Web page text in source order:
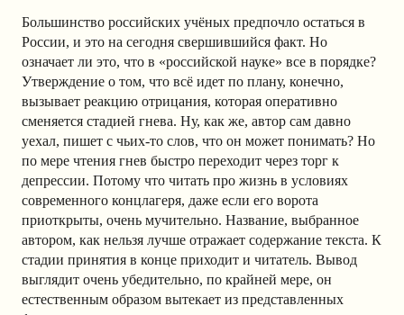
Большинство российских учёных предпочло остаться в
России, и это на сегодня свершившийся факт. Но
означает ли это, что в «российской науке» все в порядке?
Утверждение о том, что всё идет по плану, конечно,
вызывает реакцию отрицания, которая оперативно
сменяется стадией гнева. Ну, как же, автор сам давно
уехал, пишет с чьих-то слов, что он может понимать? Но
по мере чтения гнев быстро переходит через торг к
депрессии. Потому что читать про жизнь в условиях
современного концлагеря, даже если его ворота
приоткрыты, очень мучительно. Название, выбранное
автором, как нельзя лучше отражает содержание текста. К
стадии принятия в конце приходит и читатель. Вывод
выглядит очень убедительно, по крайней мере, он
естественным образом вытекает из представленных